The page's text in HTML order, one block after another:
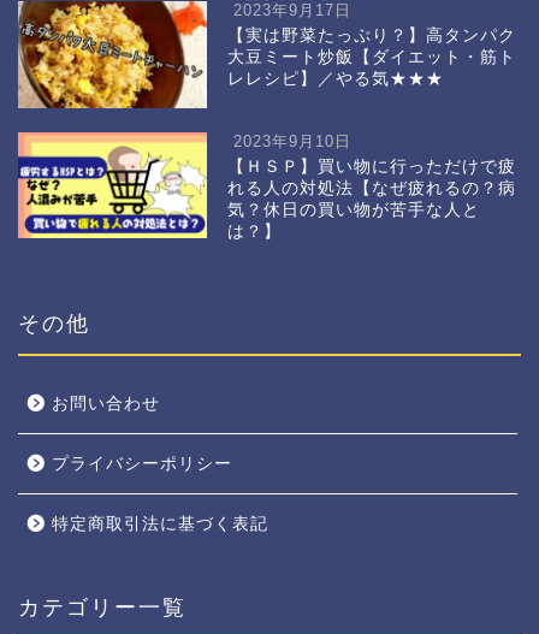
2023年9月17日
【実は野菜たっぷり？】高タンパク
大豆ミート炒飯【ダイエット・筋ト
レレシピ】／やる気★★★
2023年9月10日
【ＨＳＰ】買い物に行っただけで疲
れる人の対処法【なぜ疲れるの？病
気？休日の買い物が苦手な人と
は？】
その他
お問い合わせ
プライバシーポリシー
特定商取引法に基づく表記
カテゴリー一覧